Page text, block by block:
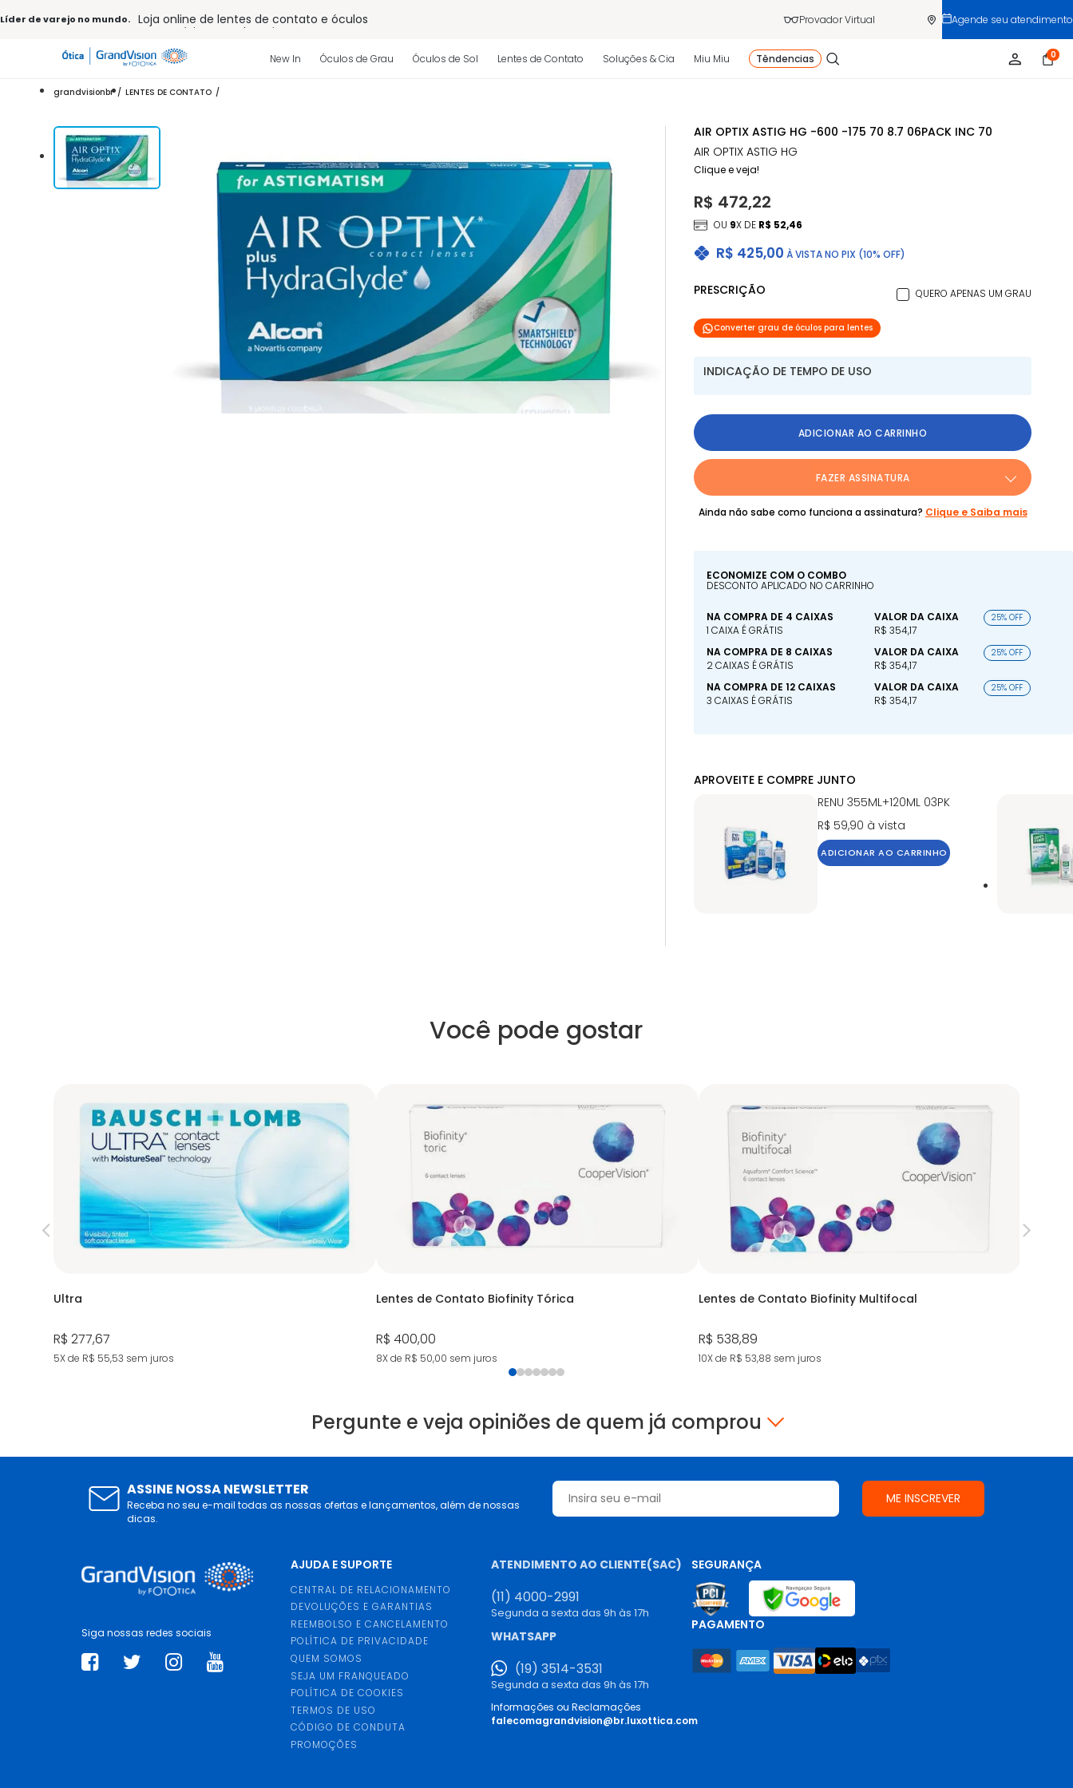
Líder de varejo no mundo.
Loja online de lentes de contato e óculos
Frete grátis em todo o site
10% off pagamento
Entrega para todo Brasil
15% Off na primeira compra (Consulte regulamento)
32% off no combo - cons. reg.
Provador Virtual Agende seu atendimento
New In Óculos de Grau Óculos de Sol Lentes de Contato Soluções & Cia Miu Miu Têndencias 0
grandvisionbr LENTES DE CONTATO
AIR OPTIX ASTIG HG -600 -175 70 8.7 06PACK INC 70
AIR OPTIX ASTIG HG
Clique e veja!
R$ 425,00 À VISTA NO PIX (10% OFF)
R$ 472,22
OU 9X DE R$ 52,46
PRESCRIÇÃO QUERO APENAS UM GRAU
Converter grau de óculos para lentes
INDICAÇÃO DE TEMPO DE USO
ADICIONAR AO CARRINHO
FAZER ASSINATURA
Ainda não sabe como funciona a assinatura? Clique e Saiba mais
ECONOMIZE COM O COMBO
DESCONTO APLICADO NO CARRINHO
NA COMPRA DE 4 CAIXAS
1 CAIXA É GRÁTIS
VALOR DA CAIXA
R$ 354,17
25% OFF
NA COMPRA DE 8 CAIXAS
2 CAIXAS É GRÁTIS
VALOR DA CAIXA
R$ 354,17
25% OFF
NA COMPRA DE 12 CAIXAS
3 CAIXAS É GRÁTIS
VALOR DA CAIXA
R$ 354,17
25% OFF
APROVEITE E COMPRE JUNTO
RENU 355ML+120ML 03PK
R$ 59,90 à vista
ADICIONAR AO CARRINHO
Você pode gostar
Ultra
R$ 277,67
5X de R$ 55,53 sem juros
Lentes de Contato Biofinity Tórica
R$ 400,00
8X de R$ 50,00 sem juros
Lentes de Contato Biofinity Multifocal
R$ 538,89
10X de R$ 53,88 sem juros
Pergunte e veja opiniões de quem já comprou
ASSINE NOSSA NEWSLETTER
Receba no seu e-mail todas as nossas ofertas e lançamentos, além de nossas
dicas.
Siga nossas redes sociais
AJUDA E SUPORTE
CENTRAL DE RELACIONAMENTO
DEVOLUÇÕES E GARANTIAS
REEMBOLSO E CANCELAMENTO
POLÍTICA DE PRIVACIDADE
QUEM SOMOS
SEJA UM FRANQUEADO
POLÍTICA DE COOKIES
TERMOS DE USO
CÓDIGO DE CONDUTA
PROMOÇÕES
ATENDIMENTO AO CLIENTE(SAC)
(11) 4000-2991
Segunda a sexta das 9h às 17h
WHATSAPP
(19) 3514-3531
Segunda a sexta das 9h às 17h
Informações ou Reclamações
falecomagrandvision@br.luxottica.com
SEGURANÇA
PAGAMENTO